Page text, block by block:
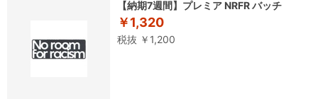
【納期7週間】プレミア NRFR バッチ
￥1,320
税抜 ￥1,200